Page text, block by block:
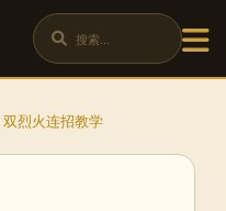
烈火连招教学